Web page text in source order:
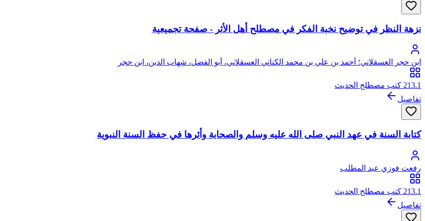
نزهة النظر في توضيح نخبة الفكر في مصطلح أهل الأثر - صفحة تجميعية
ابن حجر العسقلاني؛ أحمد بن علي بن محمد الكناني العسقلاني، أبو الفضل، شهاب الدين، ابن حجر
213.1 كتب مصطلح الحديث
تفاصيل
كتابة السنة في عهد النبي صلى الله عليه وسلم والصحابة وأثرها في حفظ السنة النبوية
رفعت فوزي عبد المطلب
213.1 كتب مصطلح الحديث
تفاصيل